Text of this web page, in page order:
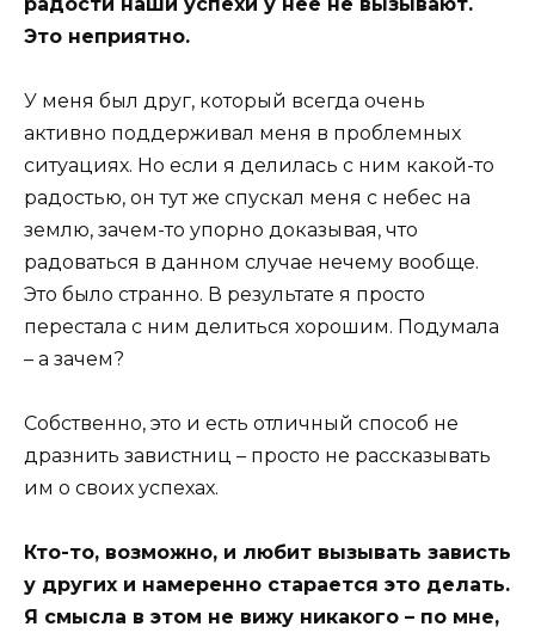
Это неприятно.
У меня был друг, который всегда очень
активно поддерживал меня в проблемных
ситуациях. Но если я делилась с ним какой-то
радостью, он тут же спускал меня с небес на
землю, зачем-то упорно доказывая, что
радоваться в данном случае нечему вообще.
Это было странно. В результате я просто
перестала с ним делиться хорошим. Подумала
– а зачем?
Собственно, это и есть отличный способ не
дразнить завистниц – просто не рассказывать
им о своих успехах.
Кто-то, возможно, и любит вызывать зависть
у других и намеренно старается это делать.
Я смысла в этом не вижу никакого – по мне,